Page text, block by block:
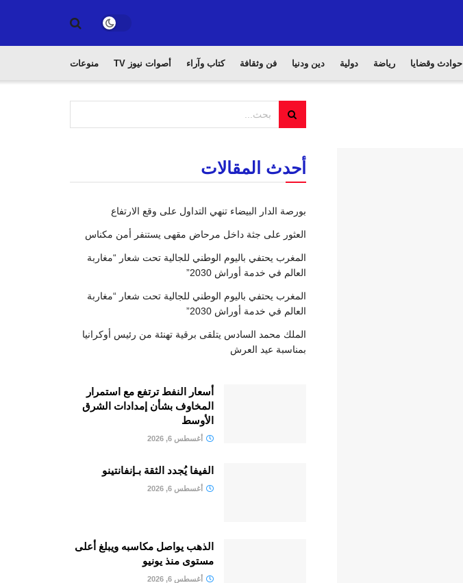
حوادث وقضايا رياضة دولية دين ودنيا فن وثقافة كتاب وآراء أصوات نيوز TV منوعات
أحدث المقالات
بورصة الدار البيضاء تنهي التداول على وقع الارتفاع
العثور على جثة داخل مرحاض مقهى يستنفر أمن مكناس
المغرب يحتفي باليوم الوطني للجالية تحت شعار “مغاربة
العالم في خدمة أوراش 2030”
المغرب يحتفي باليوم الوطني للجالية تحت شعار “مغاربة
العالم في خدمة أوراش 2030”
الملك محمد السادس يتلقى برقية تهنئة من رئيس أوكرانيا
بمناسبة عيد العرش
أسعار النفط ترتفع مع استمرار
المخاوف بشأن إمدادات الشرق
الأوسط
أغسطس 6, 2026
الفيفا يُجدد الثقة بـإنفانتينو
أغسطس 6, 2026
الذهب يواصل مكاسبه ويبلغ أعلى
مستوى منذ يونيو
أغسطس 6, 2026